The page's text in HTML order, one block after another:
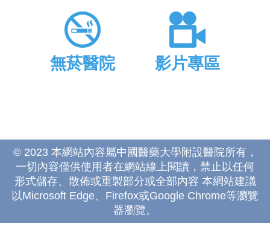
無菸醫院 影片專區
© 2023 本網站內容屬中國醫藥大學附設醫院所有，
一切內容僅供使用者在網站線上閱讀，禁止以任何
形式儲存、散佈或重製部分或全部內容 本網站建議
以Microsoft Edge、Firefox或Google Chrome等瀏覽
器瀏覽。